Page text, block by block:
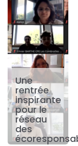
Une
rentrée
inspirante
pour le
réseau
des